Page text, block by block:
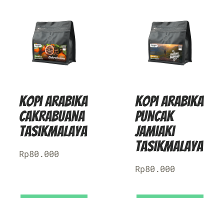
Kopi Arabika
Cakrabuana
Tasikmalaya
Rp80.000
Kopi Arabika
Puncak
Jamiaki
Tasikmalaya
Rp80.000